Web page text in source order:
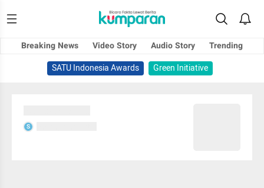
Breaking News Video Story Audio Story
Trending
SATU Indonesia Awards
Green Initiative
S